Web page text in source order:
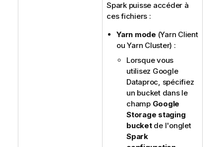
Spark puisse accéder à
ces fichiers :
Yarn mode (Yarn Client
ou Yarn Cluster) :
Lorsque vous
utilisez Google
Dataproc, spécifiez
un bucket dans le
champ Google
Storage staging
bucketde l'onglet
Spark